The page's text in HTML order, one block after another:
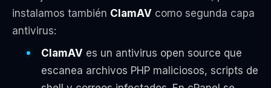
instalamos también ClamAV como segunda capa
antivirus:
ClamAVes un antivirus open source que
escanea archivos PHP maliciosos, scripts de